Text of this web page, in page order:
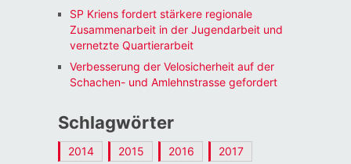
SP Kriens fordert stärkere regionale
Zusammenarbeit in der Jugendarbeit und
vernetzte Quartierarbeit
Verbesserung der Velosicherheit auf der
Schachen- und Amlehnstrasse gefordert
Schlagwörter
2014 2015 2016 2017